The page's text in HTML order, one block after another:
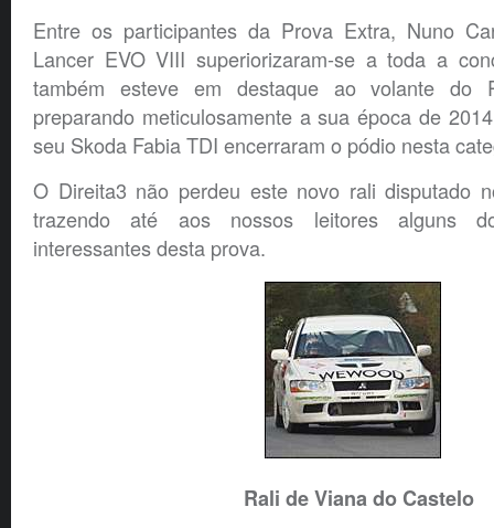
Entre os participantes da Prova Extra, Nuno
Lancer EVO VIII superiorizaram-se a toda a
também esteve em destaque ao volante do
preparando meticulosamente a sua época de
seu Skoda Fabia TDI encerraram o pódio nesta
O Direita3 não perdeu este novo rali disputado
trazendo até aos nossos leitores alguns
interessantes desta prova.
Rali de Viana do Castelo